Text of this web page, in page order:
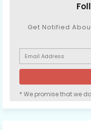
Get Notified
* We promise that we